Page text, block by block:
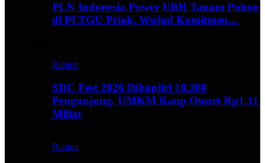
PLN Indonesia Power UBH Tanam Pohon
di PLTGU Priok, Wujud Komitmen…
Banten
SDC Fest 2026 Dibanjiri 10.300
Pengunjung, UMKM Raup Omzet Rp1,11
Miliar
Banten